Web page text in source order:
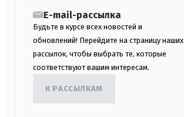
E-mail-рассылка
Будьте в курсе всех новостей и
обновлений! Перейдите на страницу наших
рассылок, чтобы выбрать те, которые
соответствуют вашим интересам.
К РАССЫЛКАМ